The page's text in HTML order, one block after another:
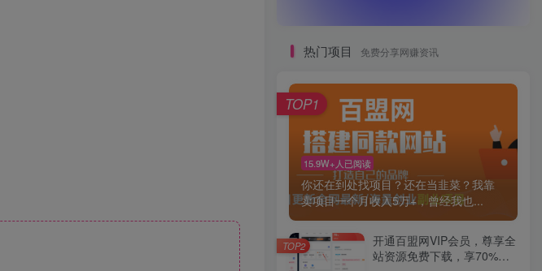
热门项目 免费分享网赚资讯
15.9W+人已阅读
你还在到处找项目？还在当韭菜？我靠
卖项目一个月收入5万+，曾经我也...
TOP1
开通百盟网VIP会员，尊享全
站资源免费下载，享70%的
TOP2